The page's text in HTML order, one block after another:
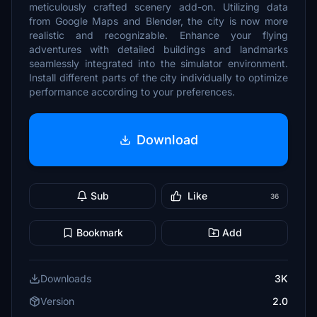
meticulously crafted scenery add-on. Utilizing data
from Google Maps and Blender, the city is now more
realistic and recognizable. Enhance your flying
adventures with detailed buildings and landmarks
seamlessly integrated into the simulator environment.
Install different parts of the city individually to optimize
performance according to your preferences.
Download
Sub Like 36
Bookmark Add
Downloads
3K
Version
2.0